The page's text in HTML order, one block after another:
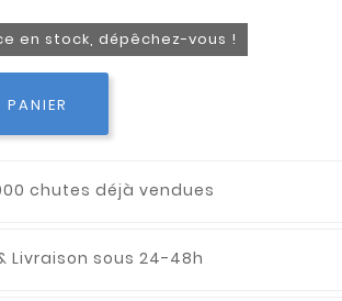
en stock, dépêchez-vous !
chutes déjà vendues
Livraison sous 24-48h